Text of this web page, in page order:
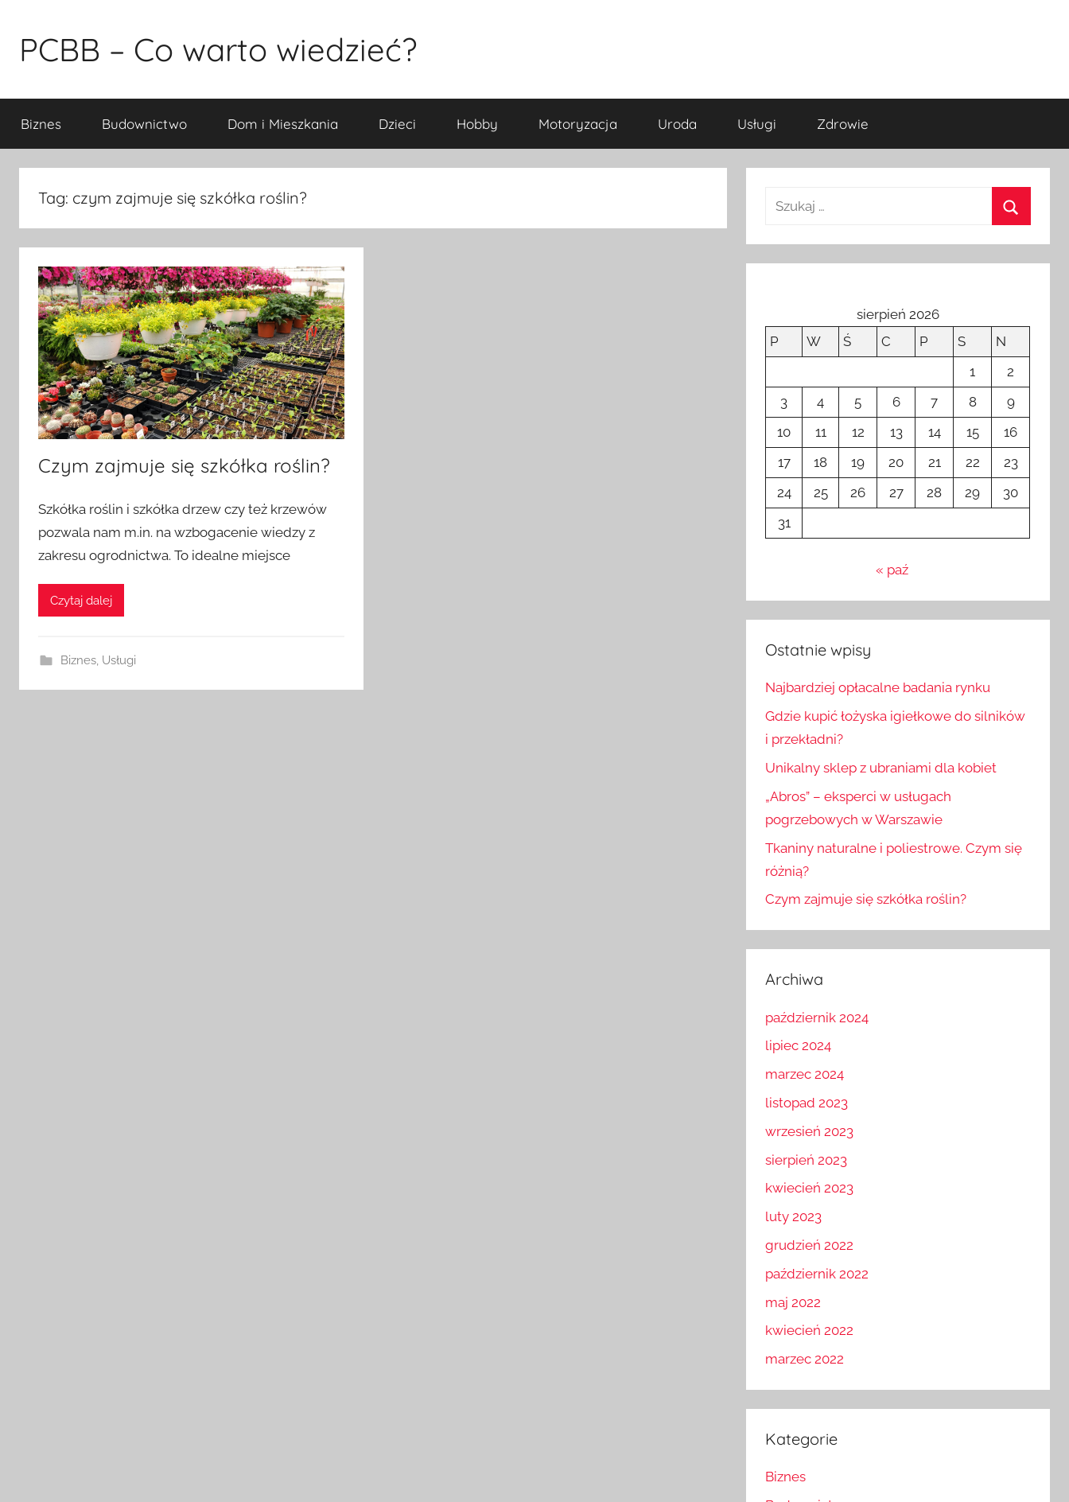
treściPCBB – Co warto wiedzieć?
Biznes Budownictwo Dom i Mieszkania Dzieci Hobby Motoryzacja Uroda Usługi Zdrowie
Tag: czym zajmuje się szkółka roślin?
Czym zajmuje się szkółka roślin?
p
u
b
k
w
Szkółka roślin i szkółka drzew czy też krzewów
pozwala nam m.in. na wzbogacenie wiedzy z
zakresu ogrodnictwa. To idealne miejsce
Czytaj dalej
Biznes, Usługi
sierpień 2026
P
W Ś C P S
N
1
2
3
4 5 6 7 8
9
10
11 12 13 14 15
16
17
18 19 20 21 22
23
24
25 26 27 28 29
30
31
« paź
Ostatnie wpisy
Najbardziej opłacalne badania rynku
Gdzie kupić łożyska igiełkowe do silników
i przekładni?
Unikalny sklep z ubraniami dla kobiet
„Abros” – eksperci w usługach
pogrzebowych w Warszawie
Tkaniny naturalne i poliestrowe. Czym się
różnią?
Czym zajmuje się szkółka roślin?
Archiwa
październik 2024
lipiec 2024
marzec 2024
listopad 2023
wrzesień 2023
sierpień 2023
kwiecień 2023
luty 2023
grudzień 2022
październik 2022
maj 2022
kwiecień 2022
marzec 2022
Kategorie
Biznes